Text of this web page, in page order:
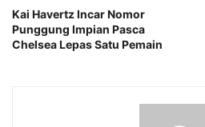
Kai Havertz Incar Nomor
Punggung Impian Pasca
Chelsea Lepas Satu Pemain